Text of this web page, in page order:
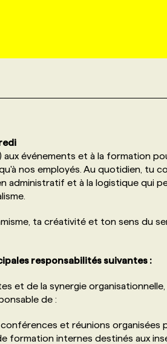
aux événements et à la formation
nos employés. Au quotidien, tu
administratif et à la logistique qui
ta créativité et ton sens du
responsabilités suivantes :
et de la synergie organisationnelle,
de :
et réunions organisées
formation internes destinés aux